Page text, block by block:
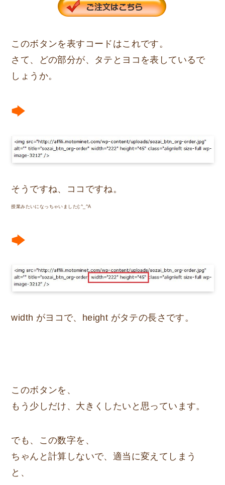
このボタンを表すコードはこれです。
さて、どの部分が、タテとヨコを表しているで
しょうか。
そうですね、ココですね。
授業みたいになっちゃいました(;^_^A
width がヨコで、height がタテの長さです。
このボタンを、
もう少しだけ、大きくしたいと思っています。
でも、この数字を、
ちゃんと計算しないで、適当に変えてしまう
と、